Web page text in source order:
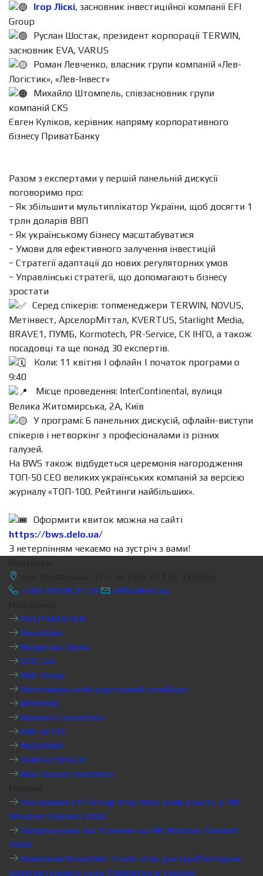
Ігор Ліскі, засновник інвестиційної компанії EFI
Group
Руслан Шостак, президент корпорації TERWIN,
засновник EVA, VARUS
Роман Левченко, власник групи компаній «Лев-
Логістик», «Лев-Інвест»
Михайло Штомпель, співзасновник групи
компаній CKS
Євген Куліков, керівник напряму корпоративного
бізнесу ПриватБанку
Разом з експертами у першій панельній дискусії
поговоримо про:
− Як збільшити мультиплікатор України, щоб досягти 1
трлн доларів ВВП
− Як українському бізнесу масштабуватися
− Умови для ефективного залучення інвестицій
− Стратегії адаптації до нових регуляторних умов
− Управлінські стратегії, що допомагають бізнесу
зростати
Серед спікерів: топменеджери TERWIN, NOVUS,
Метінвест, АрселорМіттал, KVERTUS, Starlight Media,
BRAVE1, ПУМБ, Kormotech, PR-Service, СК ІНГО, а також
посадовці та ще понад 30 експертів.
Коли: 11 квітня | офлайн | початок програми о
9:40
Місце проведення: InterContinental, вулиця
Велика Житомирська, 2A, Київ
У програмі: 6 панельних дискусій, офлайн-виступи
спікерів і нетворкінг з професіоналами із різних
галузей.
На BWS також відбудеться церемонія нагородження
ТОП-50 СЕО великих українських компаній за версією
журналу «ТОП-100. Рейтинги найбільших».
Оформити квиток можна на сайті
https://bws.delo.ua/
З нетерпінням чекаємо на зустріч з вами!
+380 44 596 01 03
office@efi.ua
PULP MASTER
NovaSklo
Медична Зірка
DOC.UA
Мій Лікар
Житомирський картонний комбінат
BEEHIVE
Beehive Cosmetics
ЕФІ-АГРО
ФІДНОВА
SEM ECOPACK
Blue Ocean Solutions
Засновник EFI Group Ігор Ліскі взяв участь у HR
Wisdom Summit 2026
Запрошуємо вас 8 липня на HR Wisdom Summit
2026!
Компанія NovaSklo Trade стає дистриб’ютором
архітектурного скла Pilkington в Україні